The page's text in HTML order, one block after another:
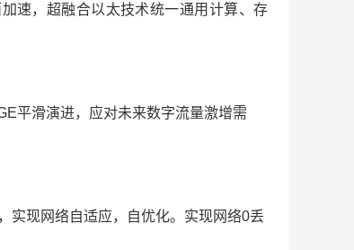
速，超融合以太技术统一通用计算、存
平滑演进，应对未来数字流量激增需
实现网络自适应，自优化。实现网络0丢